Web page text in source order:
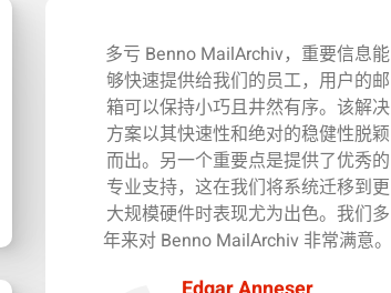
多亏 Benno MailArchiv，重要信息能
够快速提供给我们的员工，用户的邮
箱可以保持小巧且井然有序。该解决
方案以其快速性和绝对的稳健性脱颖
而出。另一个重要点是提供了优秀的
专业支持，这在我们将系统迁移到更
大规模硬件时表现尤为出色。我们多
年来对 Benno MailArchiv 非常满意。